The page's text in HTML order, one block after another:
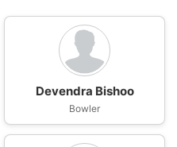
Devendra Bishoo
Bowler